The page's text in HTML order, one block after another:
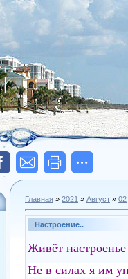
Главная » 2021 » Август » 02
Настроение..
Живёт
Не в силах я им